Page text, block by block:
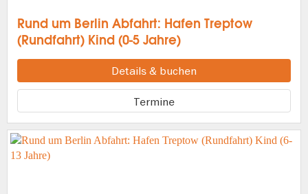
Rund um Berlin Abfahrt: Hafen Treptow
(Rundfahrt) Kind (0-5 Jahre)
Details & buchen
Termine